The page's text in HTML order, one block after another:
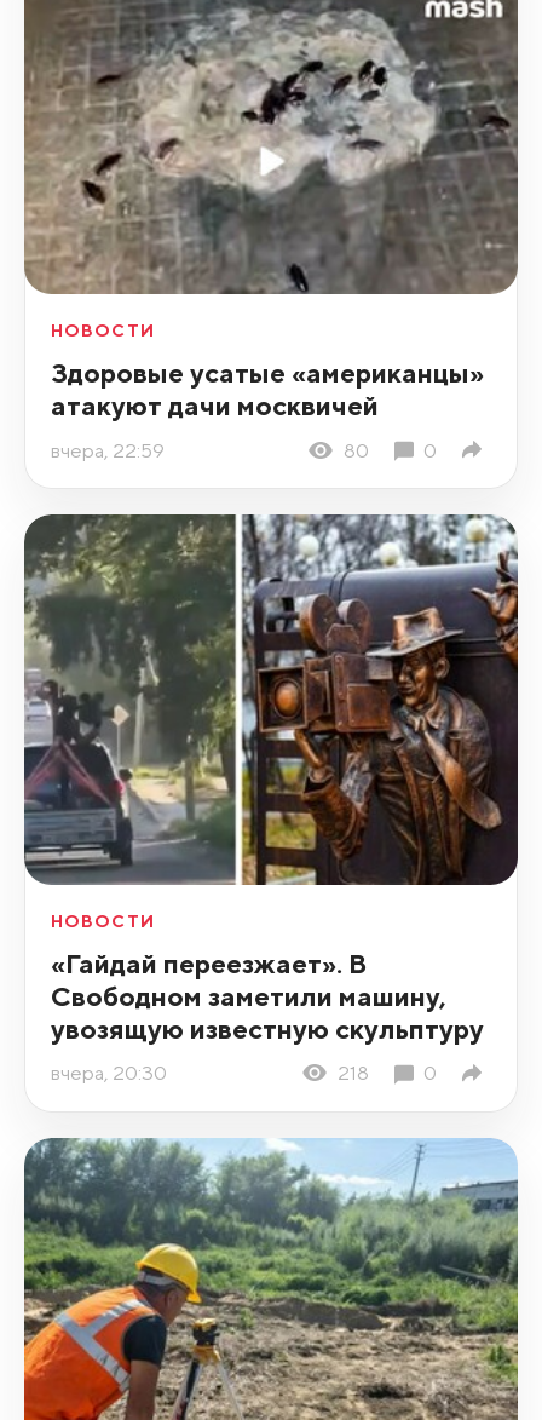
НОВОСТИ
Здоровые усатые «американцы»
атакуют дачи москвичей
вчера, 22:59 80 0
НОВОСТИ
«Гайдай переезжает». В
Свободном заметили машину,
увозящую известную скульптуру
вчера, 20:30 218 0